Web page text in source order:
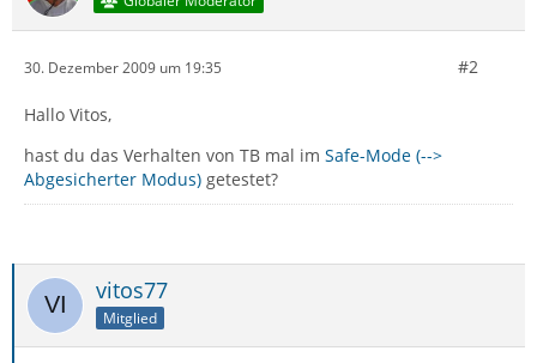
30. Dezember 2009 um 19:35 #2
Hallo Vitos,
hast du das Verhalten von TB mal im Safe-Mode (-->
Abgesicherter Modus) getestet?
vitos77
Mitglied